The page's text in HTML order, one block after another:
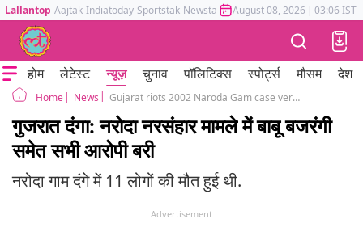
Lallantop Aajtak Indiatoday Sportstak Newstak Mumbai Tak Astrotak
August 08, 2026 | 03:06 IST
होम लेटेस्ट न्यूज़ चुनाव पॉलिटिक्स स्पोर्ट्स मौसम देश
Home News Gujarat riots 2002 Naroda Gam case verdict all accused acquitted by special trial court
गुजरात दंगा: नरोदा नरसंहार मामले में बाबू बजरंगी
समेत सभी आरोपी बरी
नरोदा गाम दंगे में 11 लोगों की मौत हुई थी.
Advertisement